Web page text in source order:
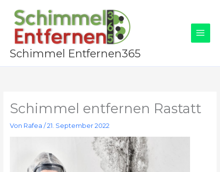
Inhalt
springen
Schimmel Entfernen365
Schimmel entfernen Rastatt
Von Rafea /21. September 2022